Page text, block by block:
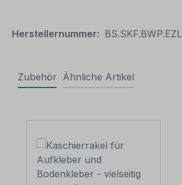
Herstellernummer: BS.SKF.BWP.EZL
Zubehör Ähnliche Artikel